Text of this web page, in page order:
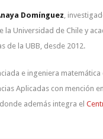
Domínguez,
la Universidad de Chile y
de la UBB, desde 2012.
e ingeniera
Aplicadas con mención
además integra el